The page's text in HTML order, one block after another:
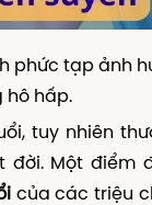
phức tạp ảnh
hô hấp.
tuy nhiên
đời. Một điểm
của các triệu